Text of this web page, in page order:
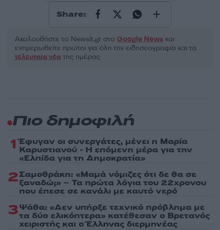
Share:
Ακολουθήστε το Νewsit.gr στο Google News και
ενημερωθείτε πρώτοι για όλη την ειδησεογραφία και τα
τελευταία νέα της ημέρας
Πιο δημοφιλή
1 Έφυγαν οι συνεργάτες, μένει η Μαρία
Καρυστιανού - Η επόμενη μέρα για την
«Ελπίδα για τη Δημοκρατία»
2Σαμοθράκη: «Μαμά νόμιζες ότι δε θα σε
ξαναδώ;» – Τα πρώτα λόγια του 22χρονου
που έπεσε σε κανάλι με καυτό νερό
3Ψάθα: «Δεν υπήρξε τεχνικό πρόβλημα με
τα δύο ελικόπτερα» κατέθεσαν ο Βρετανός
χειριστής και ο Έλληνας διερμηνέας